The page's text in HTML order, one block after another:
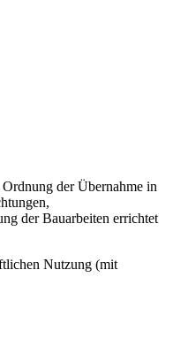
der Übernahme in
der Bauarbeiten errichtet
Nutzung (mit